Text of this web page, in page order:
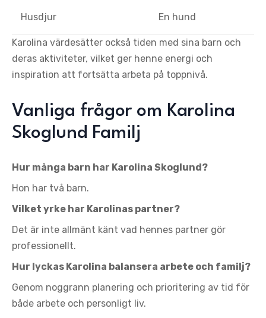
Husdjur En hund
Karolina värdesätter också tiden med sina barn och
deras aktiviteter, vilket ger henne energi och
inspiration att fortsätta arbeta på toppnivå.
Vanliga frågor om Karolina
Skoglund Familj
Hur många barn har Karolina Skoglund?
Hon har två barn.
Vilket yrke har Karolinas partner?
Det är inte allmänt känt vad hennes partner gör
professionellt.
Hur lyckas Karolina balansera arbete och familj?
Genom noggrann planering och prioritering av tid för
både arbete och personligt liv.